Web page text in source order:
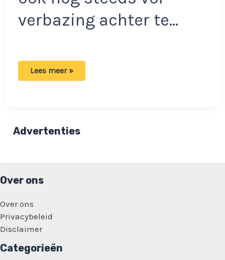
verbazing achter te…
Vrouw
kunnen
functioneren’
Lees meer »
Advertenties
Over ons
Over ons
Privacybeleid
Disclaimer
Categorieën